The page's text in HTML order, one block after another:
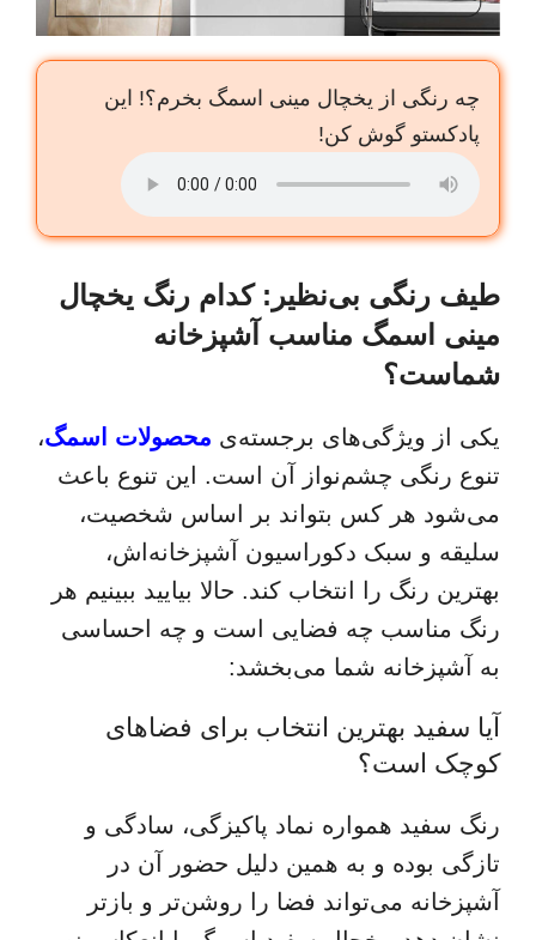
چه رنگی از یخچال مینی اسمگ بخرم؟! این
پادکستو گوش کن!
طیف رنگی بی‌نظیر: کدام رنگ یخچال
مینی اسمگ مناسب آشپزخانه
شماست؟
یکی از ویژگی‌های برجسته‌ی محصولات اسمگ،
تنوع رنگی چشم‌نواز آن است. این تنوع باعث
می‌شود هر کس بتواند بر اساس شخصیت،
سلیقه و سبک دکوراسیون آشپزخانه‌اش،
بهترین رنگ را انتخاب کند. حالا بیایید ببینیم هر
رنگ مناسب چه فضایی است و چه احساسی
به آشپزخانه شما می‌بخشد:
آیا سفید بهترین انتخاب برای فضاهای
کوچک است؟
رنگ سفید همواره نماد پاکیزگی، سادگی و
تازگی بوده و به همین دلیل حضور آن در
آشپزخانه می‌تواند فضا را روشن‌تر و بازتر